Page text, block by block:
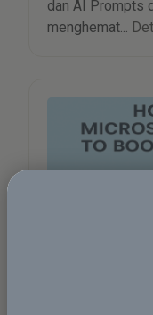
dan AI Prompts
menghemat...